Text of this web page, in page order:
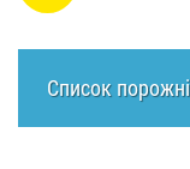
Список